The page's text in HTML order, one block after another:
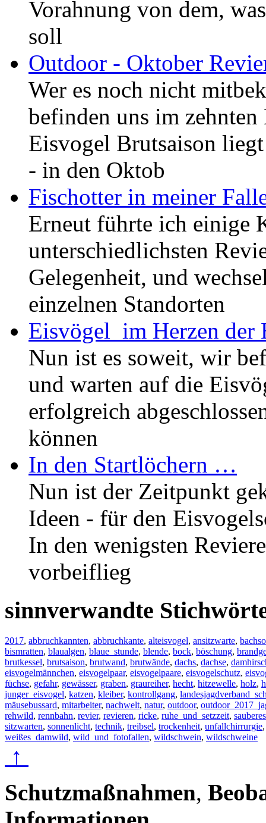
Vorahnung von dem,
soll
Outdoor - Oktober
Wer es noch nicht
befinden uns im
Eisvogel Brutsaison
- in den Oktob
Fischotter in meiner
Erneut führte ich einige
unterschiedlichsten
Gelegenheit, und
einzelnen Standorten
Eisvögel_im Herzen der
Nun ist es soweit, wir
und warten auf die
erfolgreich
können
In den Startlöchern …
Nun ist der Zeitpunkt
Ideen - für den
In den wenigsten
vorbeiflieg
sinnverwandte
2017, abbruchkannten, abbruchkante, alteisvogel, ansitzwarte,
bismratten, blaualgen, blaue_stunde, blende, bock, böschung,
brutkessel, brutsaison, brutwand, brutwände, dachs, dachse,
eisvogelmännchen, eisvogelpaar, eisvogelpaare, eisvogelschutz,
füchse, gefahr, gewässer, graben, graureiher, hecht, hitzewelle, holz,
junger_eisvogel, katzen, kleiber, kontrollgang,
mäusebussard, mitarbeiter, nachwelt, natur, outdoor,
rehwild, rennbahn, revier, revieren, ricke, ruhe_und_setzzeit,
sitzwarten, sonnenlicht, technik, treibsel, trockenheit, unfallchirrurgie
weißes_damwild, wild_und_fotofallen, wildschwein, wildschweine
↑
Schutzmaßnahmen,